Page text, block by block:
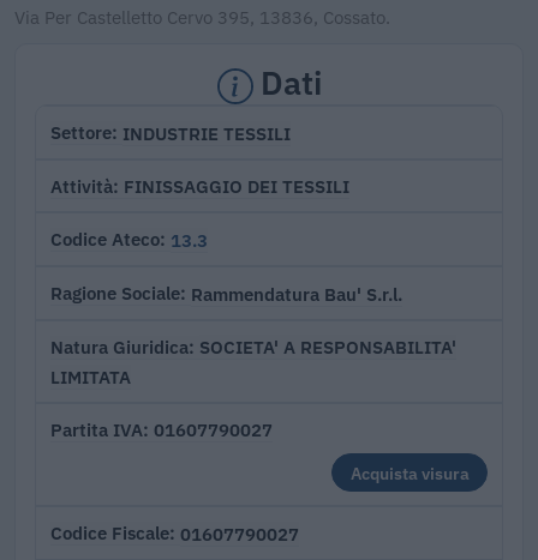
Via Per Castelletto Cervo 395, 13836, Cossato.
Dati
Settore INDUSTRIE TESSILI
Attività FINISSAGGIO DEI TESSILI
Codice Ateco 13.3
Ragione Sociale Rammendatura Bau' S.r.l.
Natura Giuridica SOCIETA' A RESPONSABILITA'
LIMITATA
Partita IVA 01607790027
Acquista visura
Codice Fiscale 01607790027